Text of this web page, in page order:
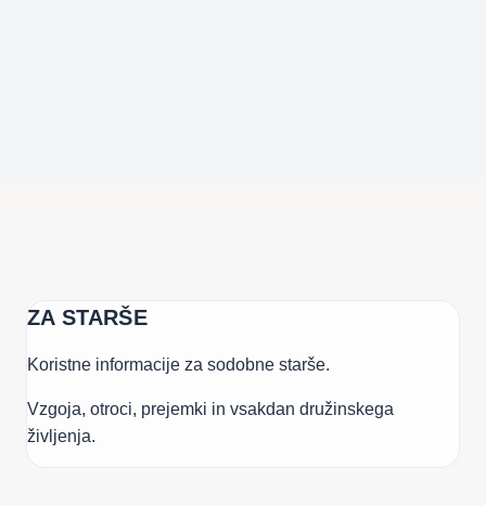
ZA STARŠE
Koristne informacije za sodobne starše.
Vzgoja, otroci, prejemki in vsakdan družinskega
življenja.